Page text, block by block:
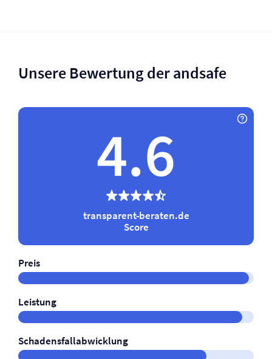
Unsere Bewertung der andsafe
4.6
transparent-beraten.de
Score
Preis
Leistung
Schadensfallabwicklung